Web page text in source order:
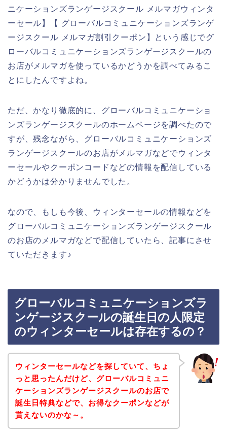
ニケーションズランゲージスクール メルマガウィンタ
ーセール】【 グローバルコミュニケーションズランゲ
ージスクール メルマガ割引クーポン】という感じでグ
ローバルコミュニケーションズランゲージスクールの
お店がメルマガを使っているかどうかを調べてみるこ
とにしたんですよね。
ただ、かなり徹底的に、グローバルコミュニケーショ
ンズランゲージスクールのホームページを調べたので
すが、残念ながら、グローバルコミュニケーションズ
ランゲージスクールのお店がメルマガなどでウィンタ
ーセールやクーポンコードなどの情報を配信している
かどうかは分かりませんでした。
なので、もしも今後、ウィンターセールの情報などを
グローバルコミュニケーションズランゲージスクール
のお店のメルマガなどで配信していたら、記事にさせ
ていただきます♪
グローバルコミュニケーションズラ
ンゲージスクールの誕生日の人限定
のウィンターセールは存在するの？
ウィンターセールなどを探していて、ちょ
っと思ったんだけど、グローバルコミュニ
ケーションズランゲージスクールのお店で
誕生日特典などで、お得なクーポンなどが
貰えないのかな～。